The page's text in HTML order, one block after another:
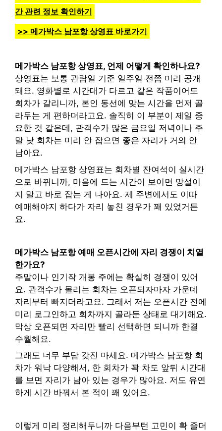
간 관련 정보 확인하기
>> 메가박스 남포항 상영표 바로가기
메가박스 남포항 상영표, 언제 어떻게 확인하나요?
상영표는 보통 관람일 기준 일주일 전쯤 미리 공개
돼요. 영화별로 시간대가 다르고 같은 작품이어도
회차가 갈리니까, 본인 동선에 맞는 시간을 먼저 골
라두는 게 편하더라고요. 솔직히 이 부분이 제일 중
요한 것 같은데, 관객수가 많은 금요일 저녁이나 주
말 낮 회차는 미리 안 잡으면 좋은 자리가 거의 안
남아요.
메가박스 남포항 상영표는 회차별 잔여석이 실시간
으로 바뀌니까, 마음에 드는 시간이 보이면 망설이
지 말고 바로 잡는 게 나아요. 제 주변에서도 이따
예매해야지 하다가 자리 놓친 경우가 꽤 있었거든
요.
메가박스 남포항 예매 오픈시간에 자리 경쟁이 치열
한가요?
주말이나 인기작 개봉 주에는 확실히 경쟁이 있어
요. 관객수가 몰리는 회차는 오픈되자마자 가운데
자리부터 빠지더라고요. 그래서 저는 오픈시간 전에
미리 로그인하고 회차까지 골라둔 상태로 대기해요.
막상 오픈되면 자리만 빨리 선택하면 되니까 한결
수월해요.
그래도 너무 부담 갖진 마세요. 메가박스 남포항 회
차가 워낙 다양해서, 한 회차가 꽉 차도 앞뒤 시간대
를 보면 자리가 남아 있는 경우가 많아요. 저도 유연
하게 시간 바꿔서 본 적이 꽤 있어요.
이렇게 미리 정리해두니까 다음부턴 고민이 확 줄더